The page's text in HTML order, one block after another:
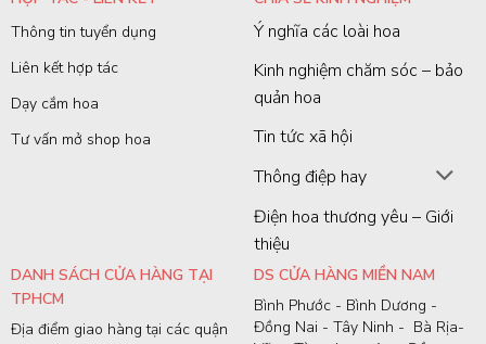
Thông tin tuyển dụng
Liên kết hợp tác
Dạy cắm hoa
Tư vấn mở shop hoa
Ý nghĩa các loài hoa
Kinh nghiệm chăm sóc – bảo
quản hoa
Tin tức xã hội
Thông điệp hay
Điện hoa thương yêu – Giới
thiệu
DANH SÁCH CỬA HÀNG TẠI
TPHCM
Địa điểm giao hàng tại các quận
DS CỬA HÀNG MIỀN NAM
Bình Phước - Bình Dương -
Đồng Nai - Tây Ninh - Bà Rịa-